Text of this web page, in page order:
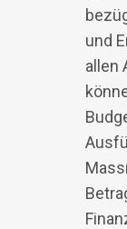
und
allen